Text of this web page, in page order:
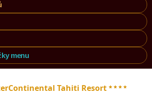
menu
Tahiti Resort****